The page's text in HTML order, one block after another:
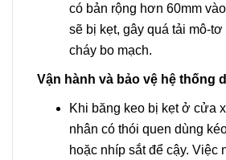
có bản rộng hơn 60mm
sẽ bị kẹt, gây quá tải mô-
cháy bo mạch.
Vận hành và bảo vệ hệ thống
Khi băng keo bị kẹt ở cửa
nhân có thói quen dùng
hoặc nhíp sắt để cậy. Việc